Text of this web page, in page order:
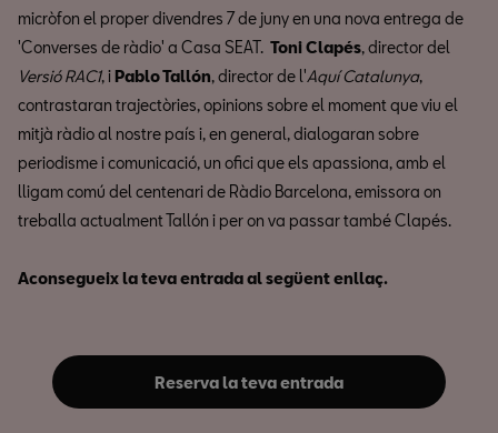
micròfon el proper divendres 7 de juny en una nova entrega de
'Converses de ràdio' a Casa SEAT. Toni Clapés, director del
Versió RAC1, i Pablo Tallón, director de l'Aquí Catalunya,
contrastaran trajectòries, opinions sobre el moment que viu el
mitjà ràdio al nostre país i, en general, dialogaran sobre
periodisme i comunicació, un ofici que els apassiona, amb el
lligam comú del centenari de Ràdio Barcelona, emissora on
treballa actualment Tallón i per on va passar també Clapés.
Aconsegueix la teva entrada al següent enllaç.
Reserva la teva entrada